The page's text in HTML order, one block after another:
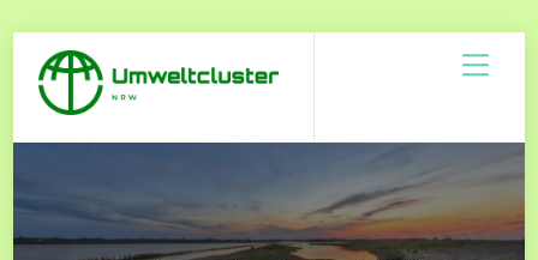
content